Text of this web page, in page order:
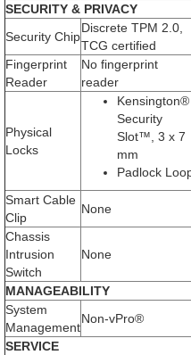
SECURITY & PRIVACY
Security Chip
Discrete TPM 2.0,
TCG certified
Fingerprint
Reader
No fingerprint
reader
Physical
Locks
Kensington®
Security
Slot™, 3 x 7
mm
Padlock
Smart Cable
Clip
None
Chassis
Intrusion
Switch
None
MANAGEABILITY
System
Management
Non-vPro®
SERVICE